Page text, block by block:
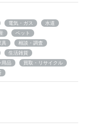
電気・ガス
水道
ペット
具
相談・調査
生活雑貨
用品
買取・リサイクル